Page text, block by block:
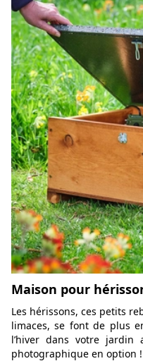
Maison pour
Les hérissons, ces petits
limaces, se font de plus
l’hiver dans votre jardin
photographique en option !